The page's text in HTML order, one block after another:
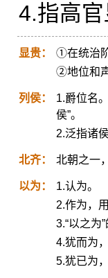
4.指高官
显贵：
①在统治
②地位和
列侯：
1.爵位名
侯”。
2.泛指诸侯
北齐： 北朝之一
以为：
1.认为。
2.作为，用
3.“以之为
4.犹而为
5.犹已为